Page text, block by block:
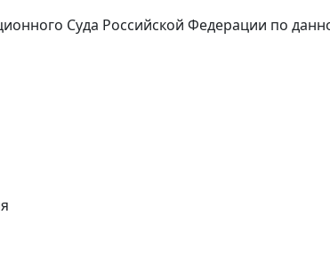
Суда Российской Федерации по